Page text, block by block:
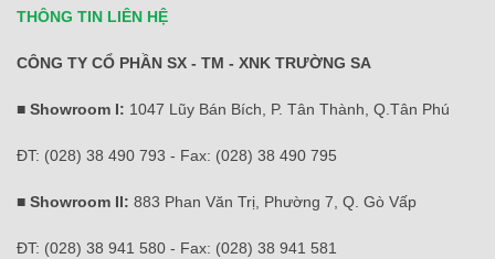
THÔNG TIN LIÊN HỆ
CÔNG TY CỔ PHẦN SX - TM - XNK TRƯỜNG SA
■ Showroom I: 1047 Lũy Bán Bích, P. Tân Thành, Q.Tân Phú
ĐT: (028) 38 490 793 - Fax: (028) 38 490 795
■ Showroom II: 883 Phan Văn Trị, Phường 7, Q. Gò Vấp
ĐT: (028) 38 941 580 - Fax: (028) 38 941 581